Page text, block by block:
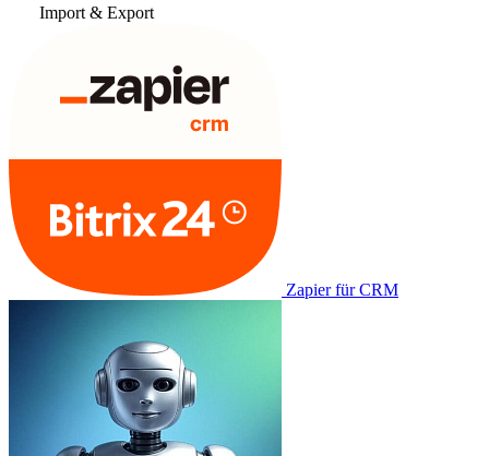
Import & Export
Zapier für CRM